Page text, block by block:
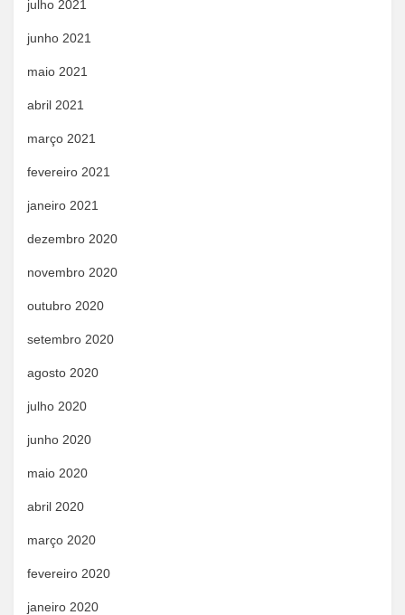
julho 2021
junho 2021
maio 2021
abril 2021
março 2021
fevereiro 2021
janeiro 2021
dezembro 2020
novembro 2020
outubro 2020
setembro 2020
agosto 2020
julho 2020
junho 2020
maio 2020
abril 2020
março 2020
fevereiro 2020
janeiro 2020